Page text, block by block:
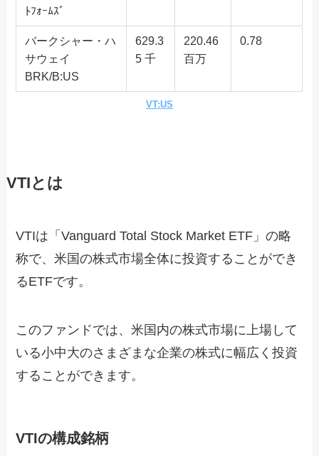
ﾄﾌｫｰﾑｽﾞ
バークシャー・ハ
サウェイ
BRK/B:US
629.3
5 千
220.46
百万
0.78
VT:US
VTIとは
VTIは「Vanguard Total Stock Market ETF」の略
称で、米国の株式市場全体に投資することができ
るETFです。
このファンドでは、米国内の株式市場に上場して
いる小中大のさまざまな企業の株式に幅広く投資
することができます。
VTIの構成銘柄